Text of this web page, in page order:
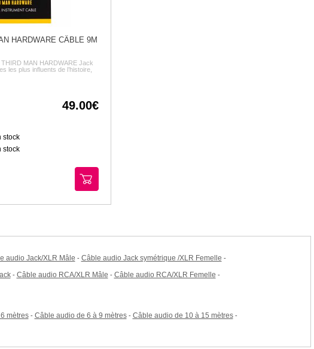
HARDWARE CÂBLE 9M
MAN HARDWARE Jack
les plus influents de l’histoire,
49.00
stock
stock
audio Jack/XLR Mâle - Câble audio Jack symétrique /XLR Femelle -
- Câble audio RCA/XLR Mâle - Câble audio RCA/XLR Femelle -
mètres- Câble audio de 6 à 9 mètres- Câble audio de 10 à 15 mètres-